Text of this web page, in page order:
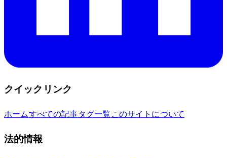
クイックリンク
ホームすべての記事タグ一覧 このサイトについて
法的情報